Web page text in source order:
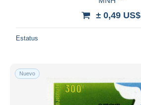
± 0,49 US$
Estatus
Nuevo